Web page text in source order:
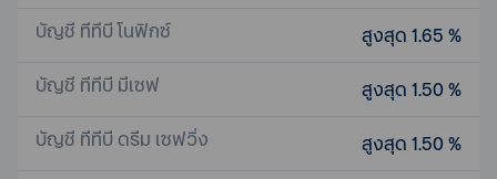
บัญชี ทีทีบี โนฟิกซ์
สูงสุด 1.65 %
บัญชี ทีทีบี มีเซฟ
สูงสุด 1.50 %
บัญชี ทีทีบี ดรีม เซฟวิ่ง
สูงสุด 1.50 %